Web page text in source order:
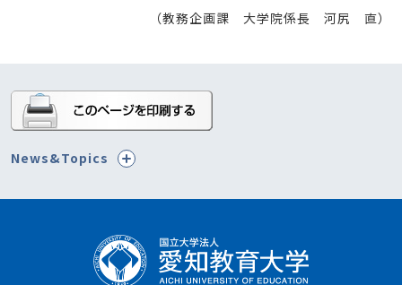
（教務企画課 大学院係長 河尻 直）
News&Topics